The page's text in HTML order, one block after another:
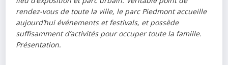
rendez-vous de toute la ville, le parc Piedmont accueille
aujourd’hui événements et festivals, et possède
suffisamment d’activités pour occuper toute la famille.
Présentation.